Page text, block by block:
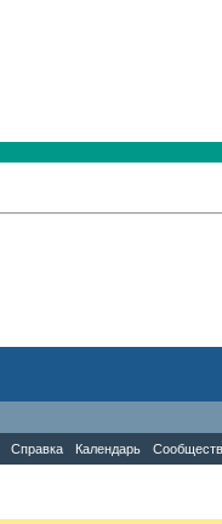
Справка Календарь